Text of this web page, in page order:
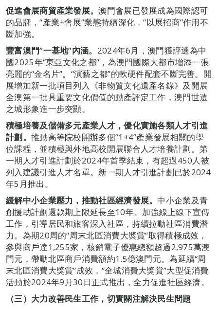
促進會展商貿產業發展。澳門會展已發展成為國際認可
的品牌，“產業+會展”業態持續深化，“以展招商”作用不
斷加強。
豐富澳門“一基地”內涵。 2024年6月，澳門獲評選為中
國2025年“東亞文化之都”，為澳門國際大都市增添一張
亮麗的“金名片”。“演藝之都”的軟硬件配套不斷完善。開
展增加新一批項目列入《非物質文化遺產名錄》及開展
全澳第一批具重要文化價值的動產評定工作，澳門世遺
之城形象進一步突顯。
積極培養及儲備多元產業人才，優化實施各類人才引進
計劃。 推動高等院校開辦多個“1+4”產業發展相關的學
位課程，並積極與外地高校開展聯合人才培養計劃。第
一期人才引進計劃於2024年首季結束，有超過450人被
列入建議引進人才名單。新一期人才引進計劃已於2024
年5月推出。
緩解中小企業壓力，推動社區經濟發展。 中小企業及青
創援助計劃還款期上限延長至10年。加強線上線下宣傳
工作，引導居民和旅客深入社區，持續拉動社區消費潛
力。為期20周的“周末北區消費大奬賞”取得積極成效，
參與商戶達1,255家，核銷電子優惠總額超過2,975萬澳
門元，帶動北區商戶消費額約1.5億澳門元。為延續“周
末北區消費大獎賞”成效，“全城消費大獎賞”大型促消費
活動於2024年9月30日正式推出，全力促進社區經濟。
（三）大力改善民生工作，切實關注解決民生問題